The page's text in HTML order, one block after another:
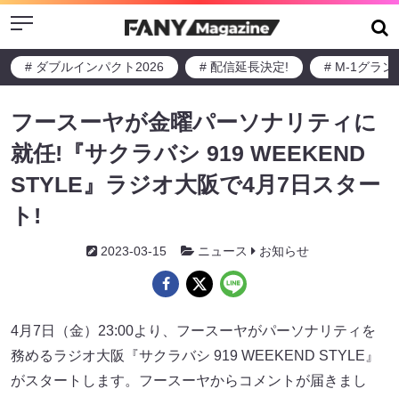
Menu
# ダブルインパクト2026 # 配信延長決定! # M-1グラン
フースーヤが金曜パーソナリティに
就任!『サクラバシ 919 WEEKEND
STYLE』ラジオ大阪で4月7日スター
ト!
2023-03-15 ニュース お知らせ
4月7日（金）23:00より、フースーヤがパーソナリティを
務めるラジオ大阪『サクラバシ 919 WEEKEND STYLE』
がスタートします。フースーヤからコメントが届きまし